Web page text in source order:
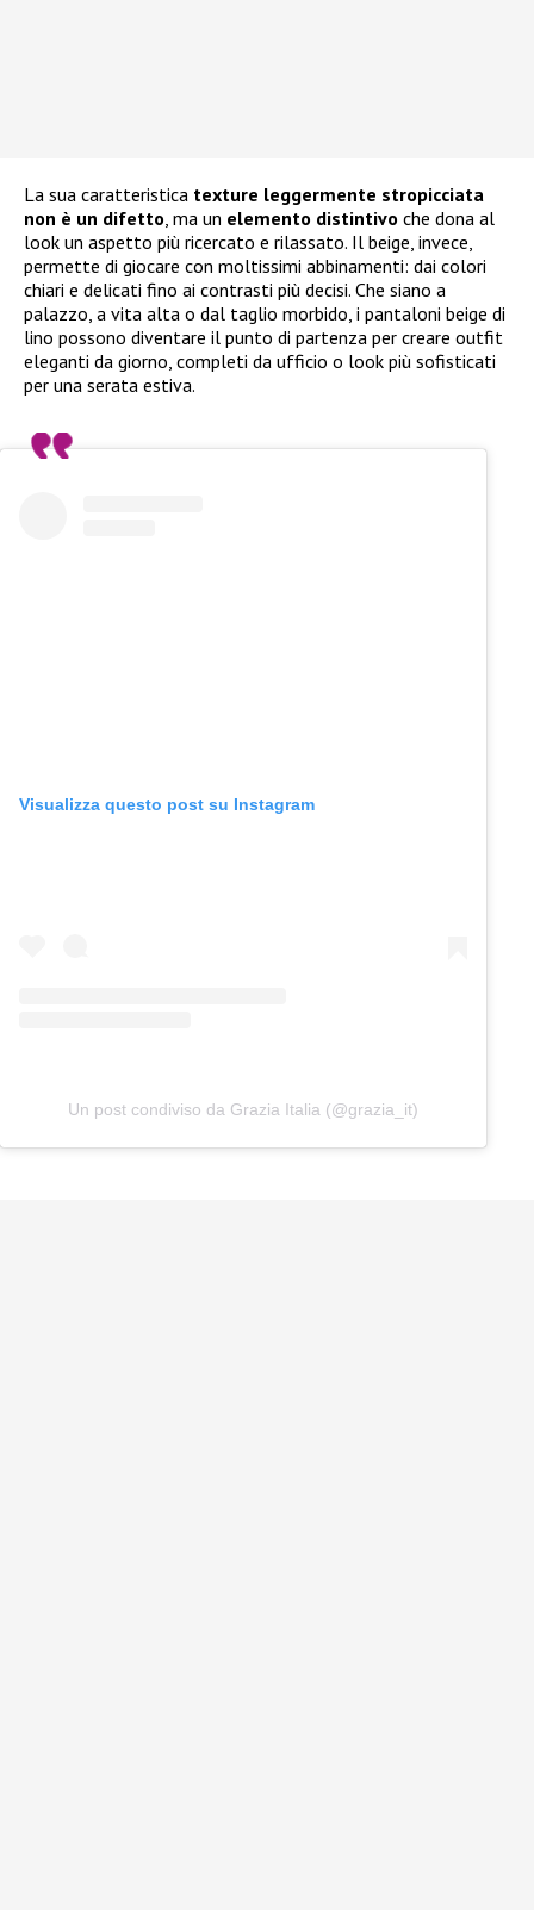
La sua caratteristica texture leggermente stropicciata
non è un difetto , ma un elemento distintivo che dona al
look un aspetto più ricercato e rilassato. Il beige, invece,
permette di giocare con moltissimi abbinamenti: dai colori
chiari e delicati fino ai contrasti più decisi. Che siano a
palazzo, a vita alta o dal taglio morbido, i pantaloni beige di
lino possono diventare il punto di partenza per creare outfit
eleganti da giorno, completi da ufficio o look più sofisticati
per una serata estiva.
Visualizza questo post su Instagram
Un post condiviso da Grazia Italia (@grazia_it)